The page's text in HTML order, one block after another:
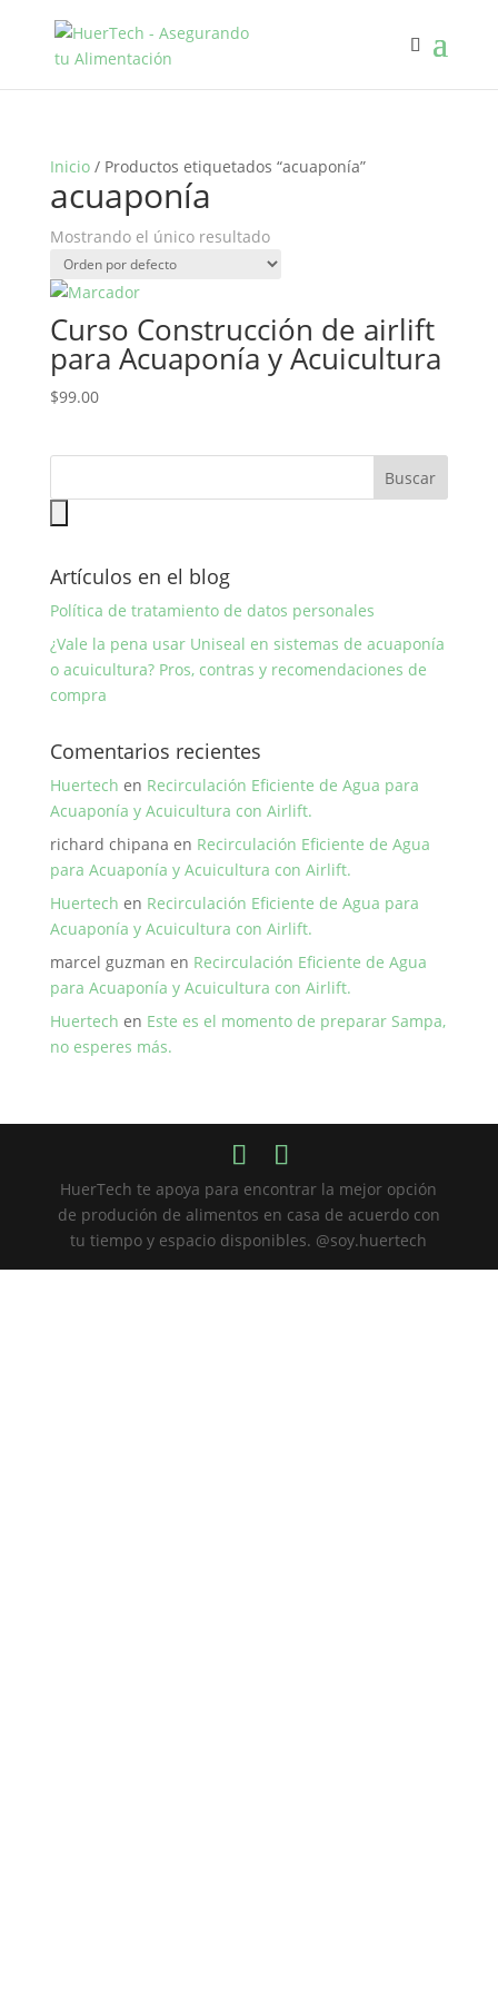
Inicio/ Productos etiquetados “acuaponía”
acuaponía
Mostrando el único resultado
Curso Construcción de airlift
para Acuaponía y Acuicultura
$99.00
Artículos en el blog
Política de tratamiento de datos personales
¿Vale la pena usar Uniseal en sistemas de acuaponía
o acuicultura? Pros, contras y recomendaciones de
compra
Comentarios recientes
Huertech en Recirculación Eficiente de Agua para
Acuaponía y Acuicultura con Airlift.
richard chipana en Recirculación Eficiente de Agua
para Acuaponía y Acuicultura con Airlift.
Huertech en Recirculación Eficiente de Agua para
Acuaponía y Acuicultura con Airlift.
marcel guzman en Recirculación Eficiente de Agua
para Acuaponía y Acuicultura con Airlift.
Huertech en Este es el momento de preparar Sampa,
no esperes más.
HuerTech te apoya para encontrar la mejor opción
de produción de alimentos en casa de acuerdo con
tu tiempo y espacio disponibles. @soy.huertech